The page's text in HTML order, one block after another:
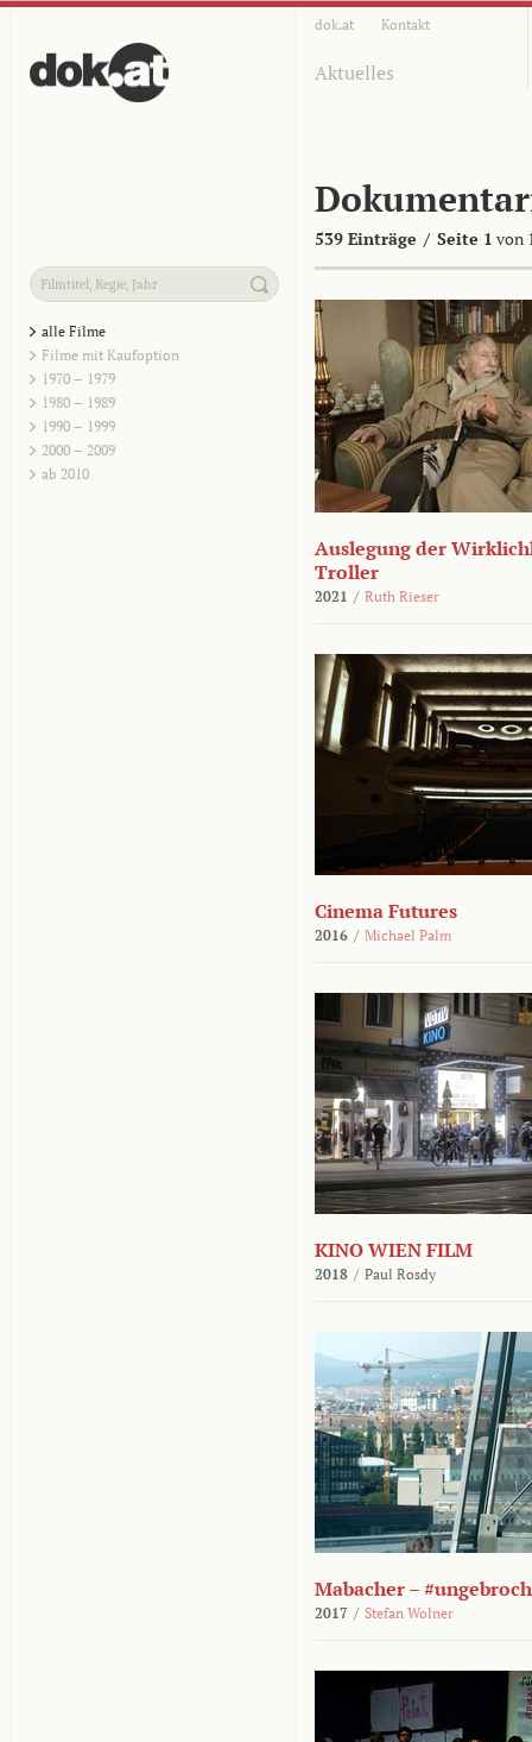
dok.at Kontakt
Aktuelles
539 Einträge / Seite 1 von
alle Filme
Filme mit Kaufoption
1970 – 1979
1980 – 1989
1990 – 1999
2000 – 2009
ab 2010
Auslegung der
Troller
2021 / Ruth Rieser
Cinema Futures
2016 / Michael Palm
KINO WIEN FILM
2018 / Paul Rosdy
Mabacher –
2017 / Stefan Wolner